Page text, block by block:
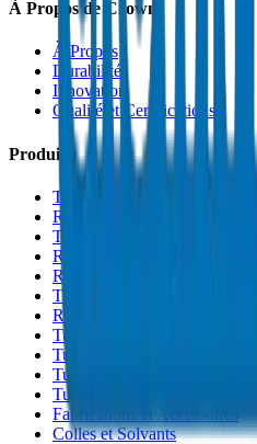
À Propos de Crown
À Propos
Durabilité
Innovation
Qualité et Certifications
Produits
Tuyaux de Drainage UPVC
Raccords de Drainage UPVC
Tuyaux PVC Haute Pression
Raccords PVC Haute Pression
Raccords PVC SCH 40
Tuyaux de Gaine PVC
Raccords de Gaine PVC
Tuyaux Conduit PVC
Tuyaux PP-R
Tuyaux HDPE
Tuyaux PEX
Fabrications et Accessoires
Colles et Solvants